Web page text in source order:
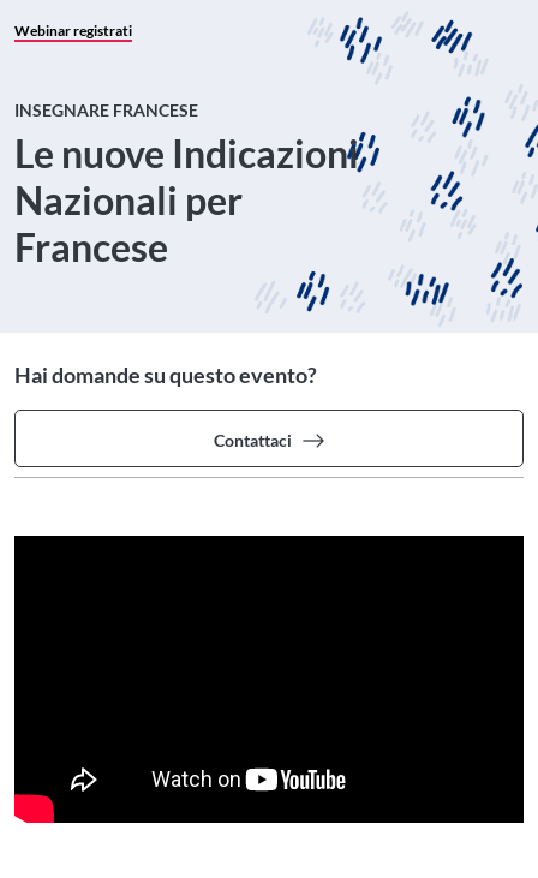
Webinar registrati
INSEGNARE FRANCESE
Le nuove Indicazioni
Nazionali per
Francese
Hai domande su questo evento?
Contattaci